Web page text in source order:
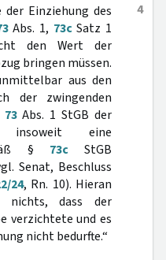
4
Einziehung des
Abs. 1, 73cSatz 1
den Wert der
bringen müssen.
aus den
der zwingenden
73Abs. 1 StGB der
insoweit eine
§ 73cStGB
Senat, Beschluss
24, Rn. 10). Hieran
nichts, dass der
verzichtete und es
nicht bedurfte.“